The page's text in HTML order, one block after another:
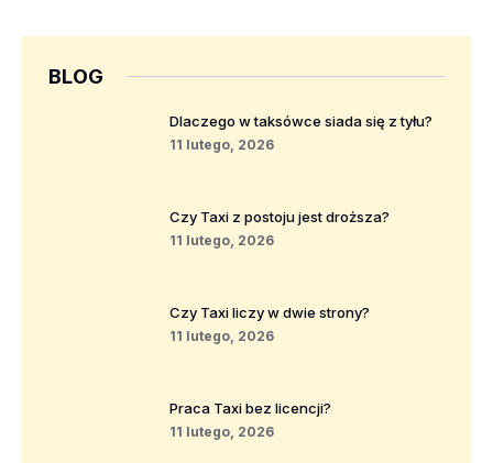
BLOG
Dlaczego w taksówce siada się z tyłu?
11 lutego, 2026
Czy Taxi z postoju jest droższa?
11 lutego, 2026
Czy Taxi liczy w dwie strony?
11 lutego, 2026
Praca Taxi bez licencji?
11 lutego, 2026